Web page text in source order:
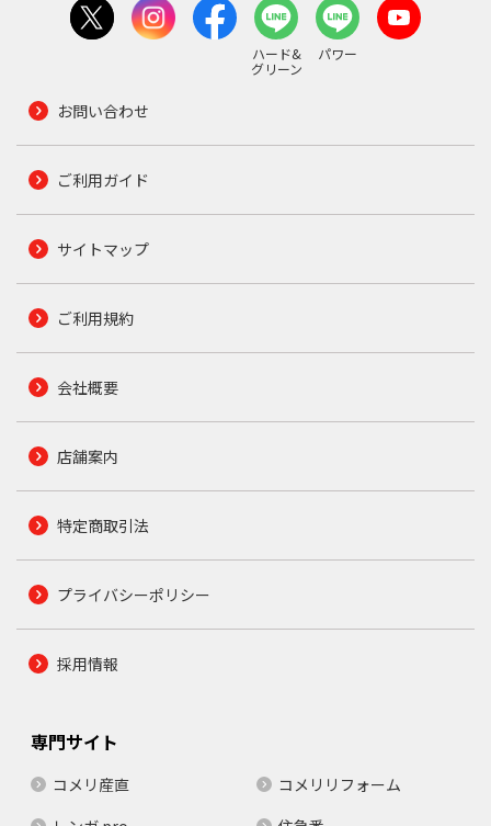
ハード&
グリーン
パワー
お問い合わせ
ご利用ガイド
サイトマップ
ご利用規約
会社概要
店舗案内
特定商取引法
プライバシーポリシー
採用情報
専門サイト
コメリ産直
コメリリフォーム